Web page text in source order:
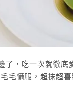
了，吃一次就徹底
毛懾服，超抹超